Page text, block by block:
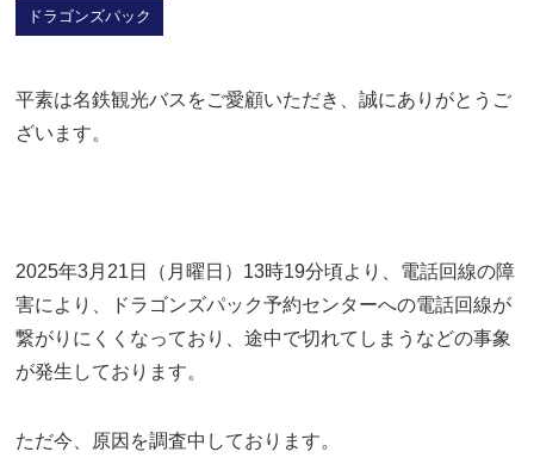
ドラゴンズパック
平素は名鉄観光バスをご愛顧いただき、誠にありがとうご
ざいます。
2025年3月21日（月曜日）13時19分頃より、電話回線の障
害により、ドラゴンズパック予約センターへの電話回線が
繋がりにくくなっており、途中で切れてしまうなどの事象
が発生しております。
ただ今、原因を調査中しております。